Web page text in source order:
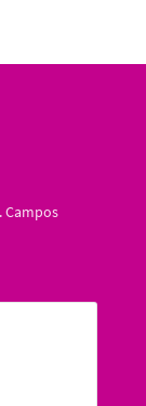
Campos